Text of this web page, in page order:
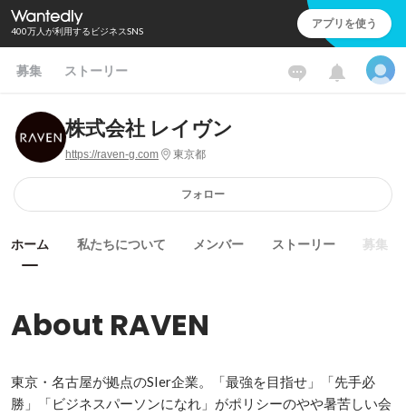
400万人が利用するビジネスSNS アプリを使う
募集 ストーリー
株式会社 レイヴン
https://raven-g.com 東京都
フォロー
ホーム 私たちについて メンバー ストーリー 募集
About RAVEN
東京・名古屋が拠点のSIer企業。「最強を目指せ」「先手必
勝」「ビジネスパーソンになれ」がポリシーのやや暑苦しい会